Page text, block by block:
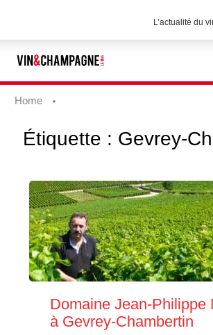
L’actualité du
Français
Home
Étiquette : Gevrey-
Domaine Jean-Philippe
à Gevrey-Chambertin